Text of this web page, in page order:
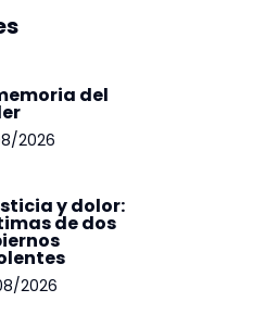
del
2026
y dolor:
de dos
2026